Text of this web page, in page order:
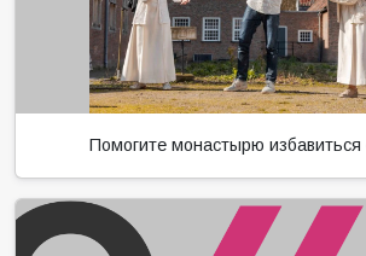
Помогите монастырю избавиться